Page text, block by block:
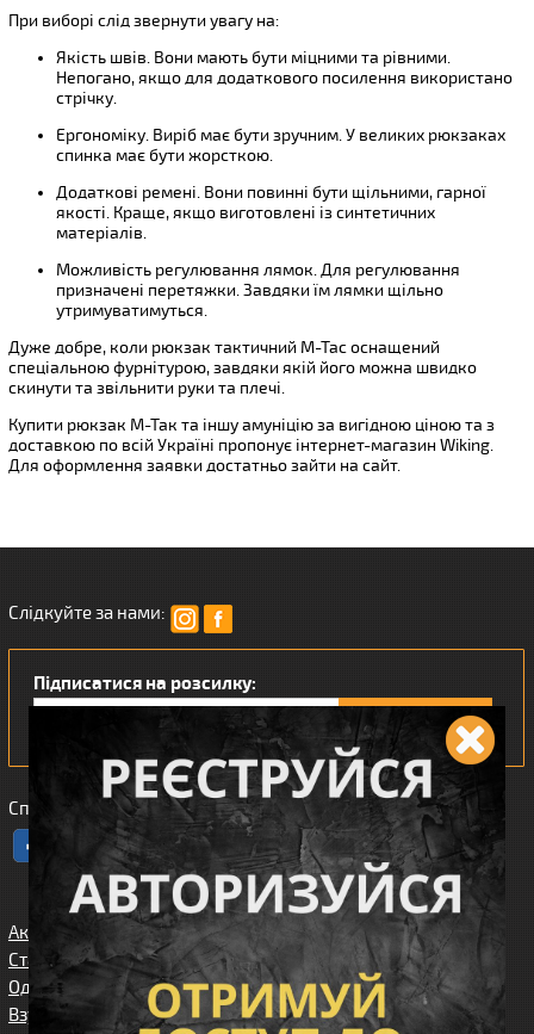
При виборі слід звернути увагу на:
Якість швів. Вони мають бути міцними та рівними.
Непогано, якщо для додаткового посилення використано
стрічку.
Ергономіку. Виріб має бути зручним. У великих рюкзаках
спинка має бути жорсткою.
Додаткові ремені. Вони повинні бути щільними, гарної
якості. Краще, якщо виготовлені із синтетичних
матеріалів.
Можливість регулювання лямок. Для регулювання
призначені перетяжки. Завдяки їм лямки щільно
утримуватимуться.
Дуже добре, коли рюкзак тактичний M-Tac оснащений
спеціальною фурнітурою, завдяки якій його можна швидко
скинути та звільнити руки та плечі.
Купити рюкзак М-Так та іншу амуніцію за вигідною ціною та з
доставкою по всій Україні пропонує інтернет-магазин Wiking.
Для оформлення заявки достатньо зайти на сайт.
Слідкуйте за нами:
Підписатися на розсилку:
Сподобався наш інтернет магазин?
Акції
Статті/огляди
Одяг
Взуття
Спорядження
Збройові
аксесуари
Доставка та
оплата
Про нас
Карта сайта
Угода
користувача